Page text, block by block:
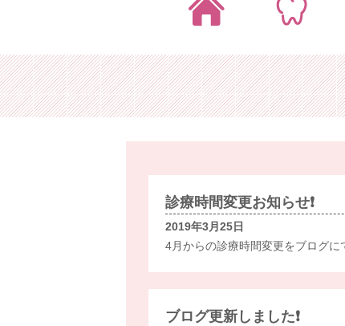
診療時間変更お知らせ❗️
2019年3月25日
4月からの診療時間変更をブログに
ブログ更新しました❗️